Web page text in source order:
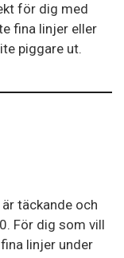
för dig med
fina linjer eller
piggare ut.
täckande och
För dig som vill
linjer under